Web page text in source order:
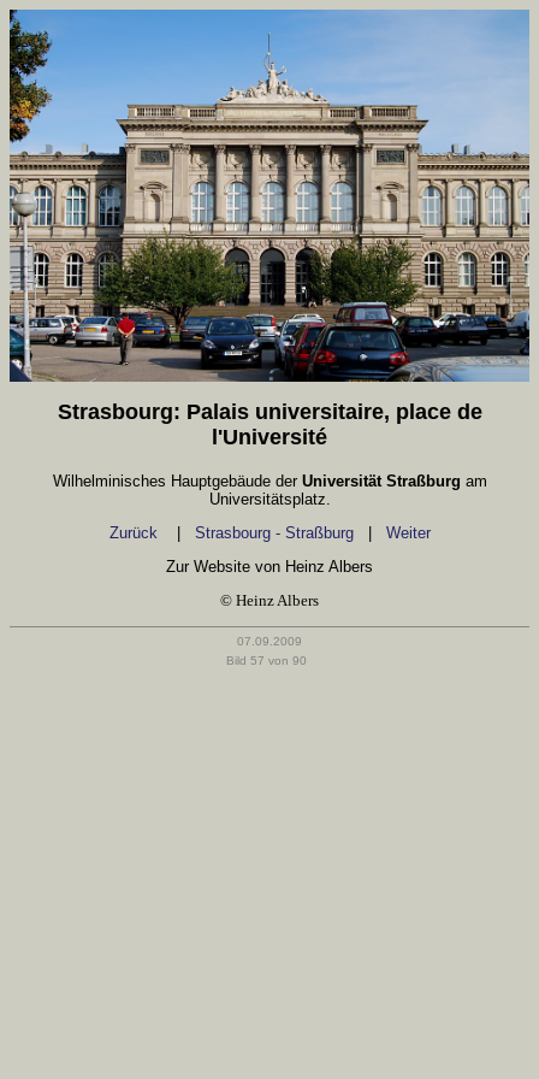
Strasbourg: Palais universitaire, place de
l'Université
Wilhelminisches Hauptgebäude der Universität Straßburg am
Universitätsplatz.
Zurück
| Strasbourg - Straßburg| Weiter
Zur Website von Heinz Albers
© Heinz Albers
07.09.2009
Bild 57 von 90